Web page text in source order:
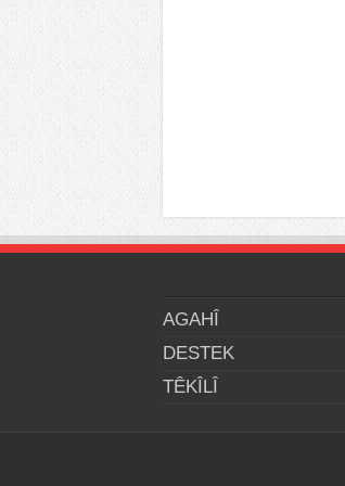
AGAHÎ
DESTEK
TÊKÎLÎ